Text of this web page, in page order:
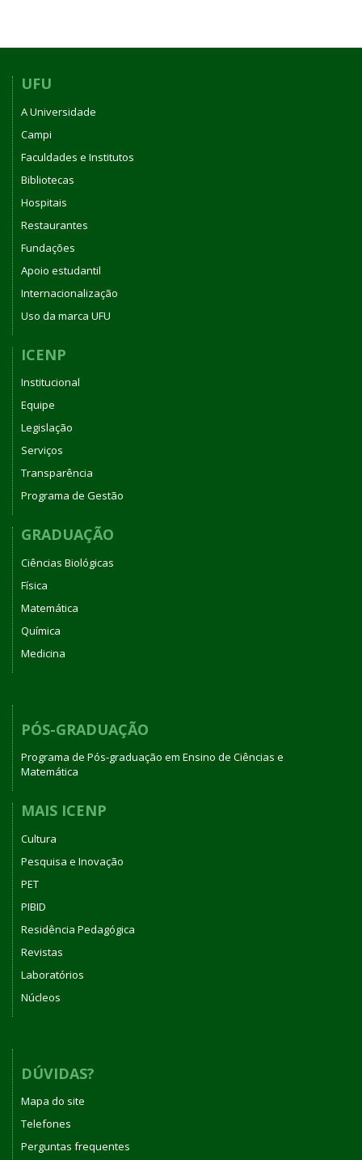
UFU
A Universidade
Campi
Faculdades e Institutos
Bibliotecas
Hospitais
Restaurantes
Fundações
Apoio estudantil
Internacionalização
Uso da marca UFU
ICENP
Institucional
Equipe
Legislação
Serviços
Transparência
Programa de Gestão
GRADUAÇÃO
Ciências Biológicas
Física
Matemática
Química
Medicina
PÓS-GRADUAÇÃO
Programa de Pós-graduação em Ensino de Ciências e
Matemática
MAIS ICENP
Cultura
Pesquisa e Inovação
PET
PIBID
Residência Pedagógica
Revistas
Laboratórios
Núcleos
DÚVIDAS?
Mapa do site
Telefones
Perguntas frequentes